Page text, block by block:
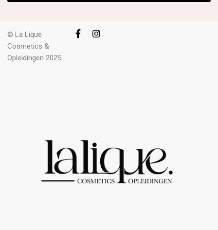
© La Lique
Cosmetics &
Opleidingen 2025